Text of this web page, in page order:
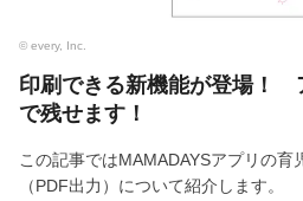
© every, Inc.
印刷できる新機能が登場！
で残せます！
この記事ではMAMADAYSアプリの
（PDF出力）について紹介します。